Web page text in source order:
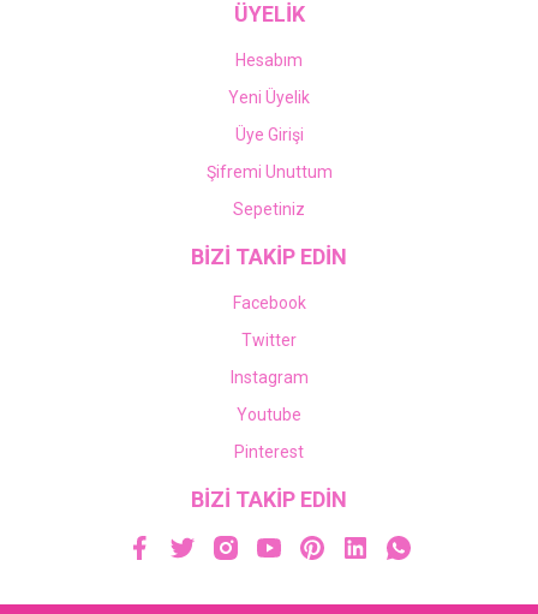
ÜYELİK
Hesabım
Yeni Üyelik
Üye Girişi
Şifremi Unuttum
Sepetiniz
BİZİ TAKİP EDİN
Facebook
Twitter
Instagram
Youtube
Pinterest
BİZİ TAKİP EDİN